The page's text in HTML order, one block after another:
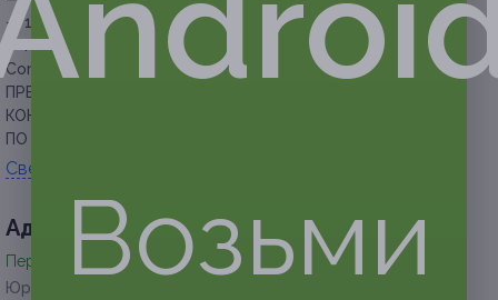
— 15-этапная чистка лица — 1,5 часа,
— механическая чистка лица с использованием косметики
Сomodex Christina — 60 минут.
ПРЕДУПРЕЖДАЕМ О НЕОБХОДИМОСТИ ПОЛУЧЕНИЯ
КОНСУЛЬТАЦИИ У ВРАЧА-СПЕЦИАЛИСТА
ПО ОКАЗЫВАЕМЫМ УСЛУГАМ И ПРОТИВОПОКАЗАНИЯМ.
Свернуть
Адресa
Перейти на сайт партнера
Юридическая информация о партнёре
Возьми